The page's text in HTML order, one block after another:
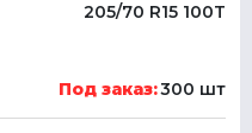
205/70 R15 100T
Под заказ:300 шт